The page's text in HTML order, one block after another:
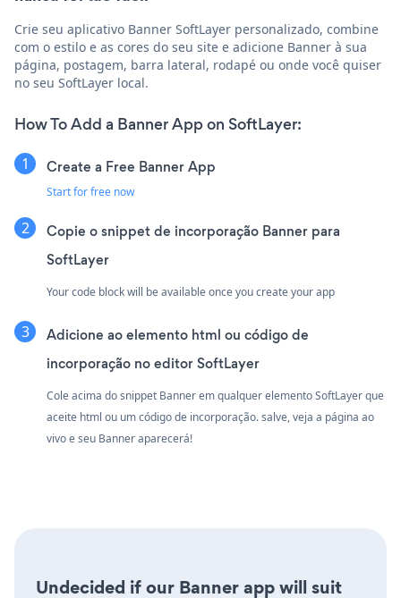
Crie seu aplicativo Banner SoftLayer personalizado, combine
com o estilo e as cores do seu site e adicione Banner à sua
página, postagem, barra lateral, rodapé ou onde você quiser
no seu SoftLayer local.
How To Add a Banner App on SoftLayer:
Create a Free Banner App
Start for free now
Copie o snippet de incorporação Banner para
SoftLayer
Your code block will be available once you create your app
Adicione ao elemento html ou código de
incorporação no editor SoftLayer
Cole acima do snippet Banner em qualquer elemento SoftLayer que
aceite html ou um código de incorporação. salve, veja a página ao
vivo e seu Banner aparecerá!
Undecided if our Banner app will suit